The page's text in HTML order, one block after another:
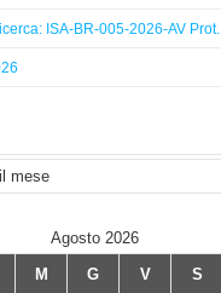
ISA-BR-005-2026-AV Prot.
Agosto 2026
M G V S